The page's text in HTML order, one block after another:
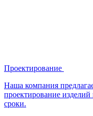
Проектирование
Наша компания
проектирование
сроки.